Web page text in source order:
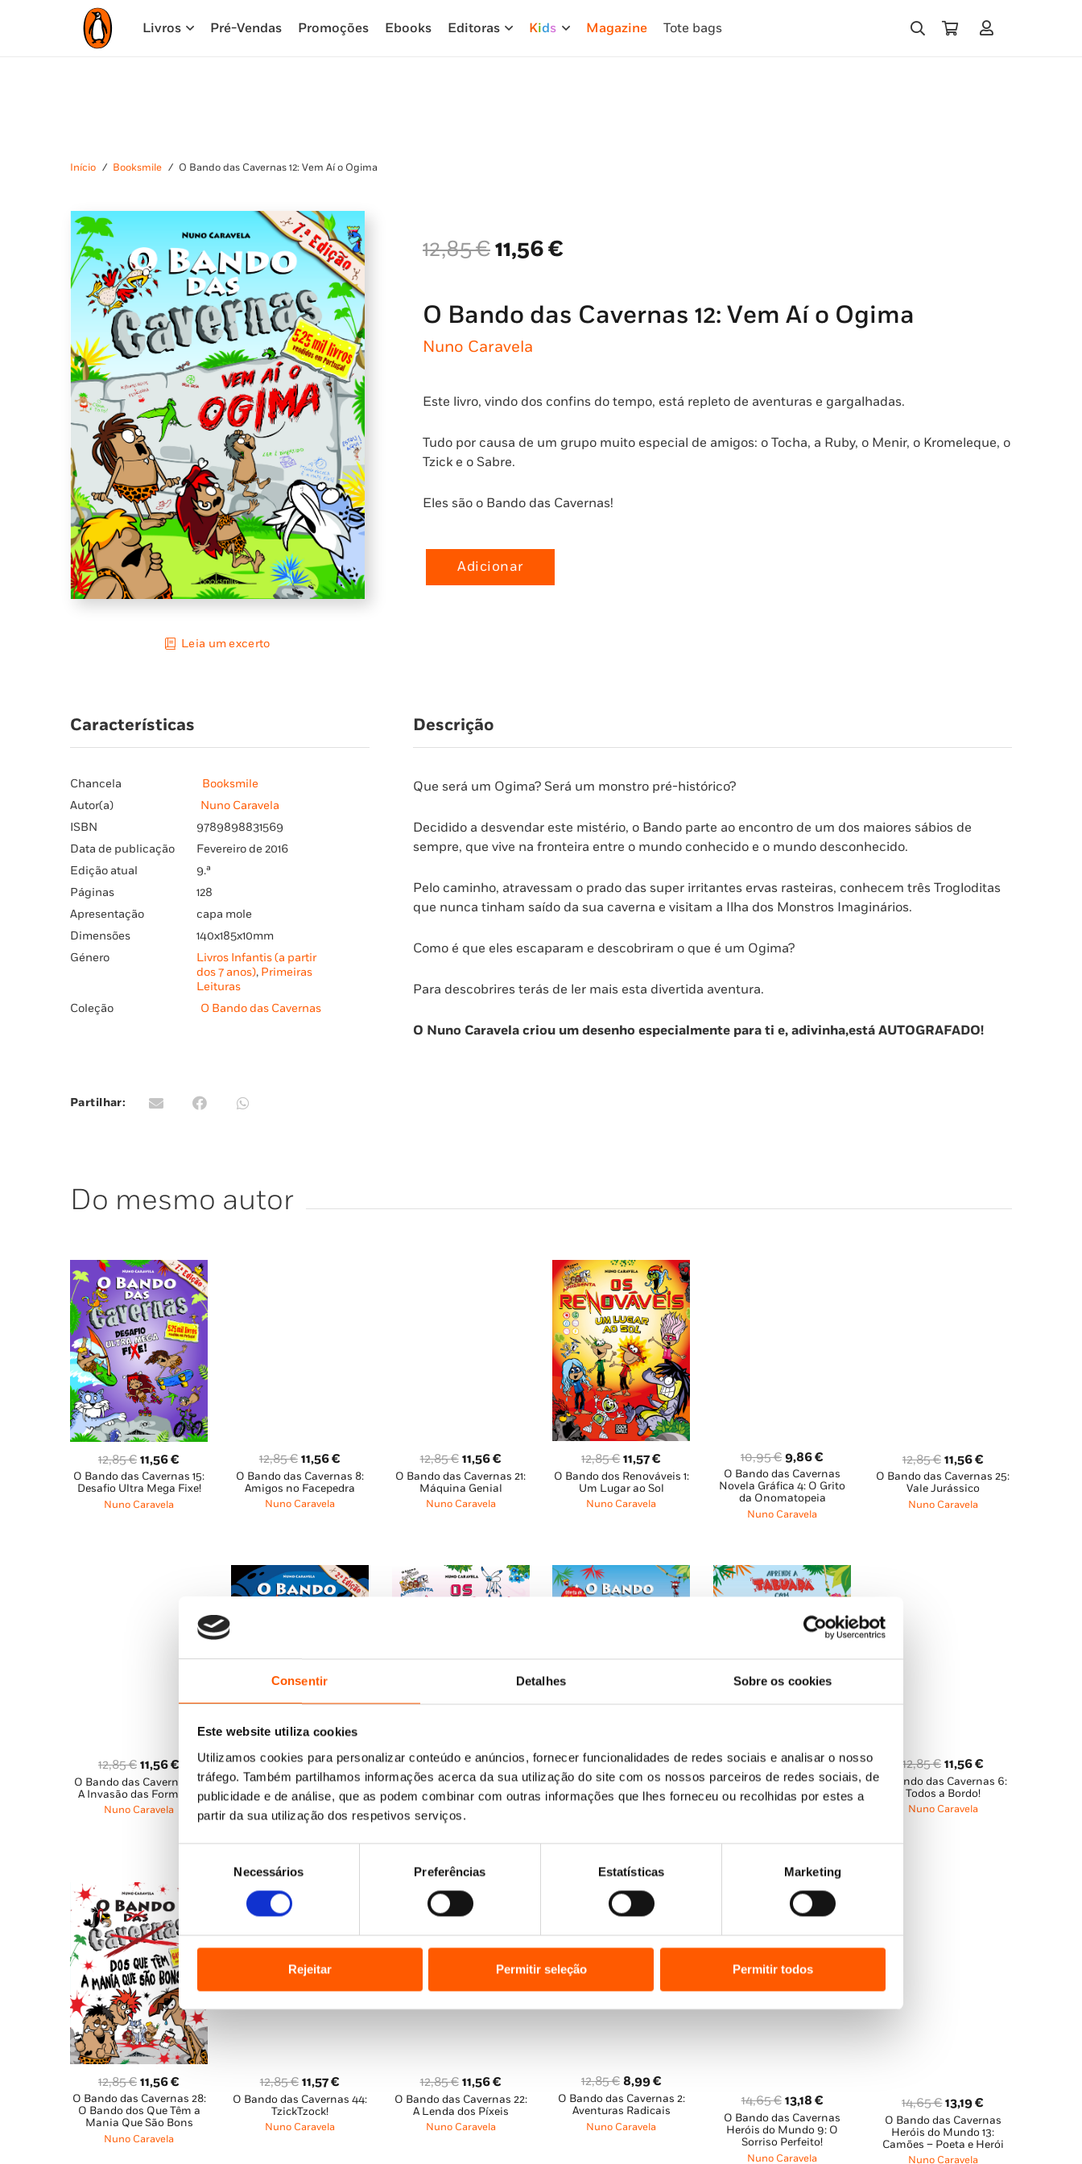
Consentir Detalhes Sobre os cookies
Este website utiliza cookies
Utilizamos cookies para personalizar conteúdo e anúncios, fornecer funcionalidades de redes sociais e analisar o nosso
tráfego. Também partilhamos informações acerca da sua utilização do site com os nossos parceiros de redes sociais, de
publicidade e de análise, que as podem combinar com outras informações que lhes forneceu ou recolhidas por estes a
partir da sua utilização dos respetivos serviços.
consentimento
Necessários Preferências Estatísticas Marketing
Rejeitar Permitir seleção Permitir todos
Livros Pré-Vendas Promoções Ebooks Editoras Kids Magazine Tote bags
Início / Booksmile / O Bando das Cavernas 12: Vem Aí o Ogima
Leia um excerto
12,85€O
preço
era:
12,85 €.
11,56€
é:
11,56 €.
O Bando das Cavernas 12: Vem Aí o Ogima
Nuno Caravela
Este livro, vindo dos confins do tempo, está repleto de aventuras e gargalhadas.
Tudo por causa de um grupo muito especial de amigos: o Tocha, a Ruby, o Menir, o Kromeleque, o
Tzick e o Sabre.
Eles são o Bando das Cavernas!
Quantidade
Aí
o
Adicionar
Características
Chancela
Booksmile
Autor(a)
Nuno Caravela
ISBN
9789898831569
Data de publicação
Fevereiro de 2016
Edição atual
9.ª
Páginas
128
Apresentação
capa mole
Dimensões
140x185x10mm
Género
Livros Infantis (a partir
dos 7 anos), Primeiras
Leituras
Coleção
O Bando das Cavernas
Partilhar:
Descrição
Que será um Ogima? Será um monstro pré-histórico?
Decidido a desvendar este mistério, o Bando parte ao encontro de um dos maiores sábios de
sempre, que vive na fronteira entre o mundo conhecido e o mundo desconhecido.
Pelo caminho, atravessam o prado das super irritantes ervas rasteiras, conhecem três Trogloditas
que nunca tinham saído da sua caverna e visitam a Ilha dos Monstros Imaginários.
Como é que eles escaparam e descobriram o que é um Ogima?
Para descobrires terás de ler mais esta divertida aventura.
O Nuno Caravela criou um desenho especialmente para ti e, adivinha,está AUTOGRAFADO!
Do mesmo autor
12,85€ O
preço
original
11,56€
preço
atual
O Bando das Cavernas 15:
Desafio Ultra Mega Fixe!
Nuno Caravela
12,85€ O
preço
original
11,56€O
preço
atual
O Bando das Cavernas 8:
Amigos no Facepedra
Nuno Caravela
12,85€ O
preço
original
11,56€O
preço
atual
O Bando das Cavernas 21:
Máquina Genial
Nuno Caravela
12,85€O
preço
original
11,57€
preço
O Bando dos Renováveis 1:
Um Lugar ao Sol
Nuno Caravela
10,95€ O
preço
original
era:
9,86€
preço
atual
O Bando das Cavernas
Novela Gráfica 4: O Grito
da Onomatopeia
Nuno Caravela
12,85€ O
preço
original
11,56€O
preço
O Bando das Cavernas 25:
Vale Jurássico
Nuno Caravela
12,85€ O
preço
original
12,85 €.
11,56€
preço
atual
11,56 €.
O Bando das Cavernas 17:
A Invasão das Formigas
Nuno Caravela
12,85€O
preço
original
era:
12,85 €.
8,99€O
preço
atual
é:
8,99 €.
O Bando das Cavernas 42:
Garras e Dentes
Nuno Caravela
12,85€ O
preço
original
era:
12,85 €.
11,57€O
preço
atual
11,57 €.
O Bando dos Renováveis
3: Ventos de Mudança
Nuno Caravela
O
preço
original
16,65 €.
O
preço
atual
14,98 €.
O Bando das Cavernas:
Balbúrdia sem Fim!
4,95€ O
preço
original
4,95 €.
4,46€O
preço
atual
4,46 €.
O Bando das Cavernas:
Aprende a Tabuada com o
Bando das Cavernas
12,85€ O
preço
original
11,56€O
preço
O Bando das Cavernas 6:
Todos a Bordo!
Nuno Caravela
12,85€ O
preço
original
era:
11,56€
preço
atual
O Bando das Cavernas 28:
O Bando dos Que Têm a
Mania Que São Bons
Nuno Caravela
12,85€ O
preço
original
11,57€O
preço
O Bando das Cavernas 44:
TzickTzock!
Nuno Caravela
12,85€ O
preço
original
11,56€O
preço
atual
O Bando das Cavernas 22:
A Lenda dos Píxeis
Nuno Caravela
12,85€ O
preço
original
8,99€O
preço
atual
O Bando das Cavernas 2:
Aventuras Radicais
Nuno Caravela
14,65€ O
preço
original
era:
13,18 €O
preço
atual
O Bando das Cavernas
Heróis do Mundo 9: O
Sorriso Perfeito!
Nuno Caravela
14,65€O
preço
original
era:
13,19€
preço
atual
O Bando das Cavernas
Heróis do Mundo 13:
Camões – Poeta e Herói
Nuno Caravela